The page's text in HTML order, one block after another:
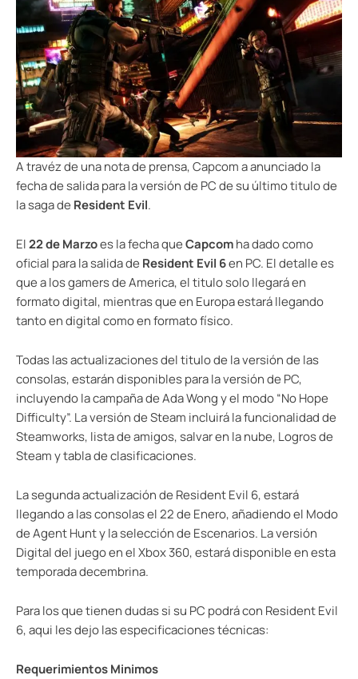
A travéz de una nota de prensa, Capcom a anunciado la
fecha de salida para la versión de PC de su último titulo de
la saga de Resident Evil.
El22 de Marzoes la fecha queCapcomha dado como
oficial para la salida de Resident Evil 6en PC. El detalle es
que a los gamers de America, el titulo solo llegará en
formato digital, mientras que en Europa estará llegando
tanto en digital como en formato físico.
Todas las actualizaciones del titulo de la versión de las
consolas, estarán disponibles para la versión de PC,
incluyendo la campaña de Ada Wong y el modo “No Hope
Difficulty”. La versión de Steam incluirá la funcionalidad de
Steamworks, lista de amigos, salvar en la nube, Logros de
Steam y tabla de clasificaciones.
La segunda actualización de Resident Evil 6, estará
llegando a las consolas el 22 de Enero, añadiendo el Modo
de Agent Hunt y la selección de Escenarios. La versión
Digital del juego en el Xbox 360, estará disponible en esta
temporada decembrina.
Para los que tienen dudas si su PC podrá con Resident Evil
6, aqui les dejo las especificaciones técnicas:
Requerimientos Minimos